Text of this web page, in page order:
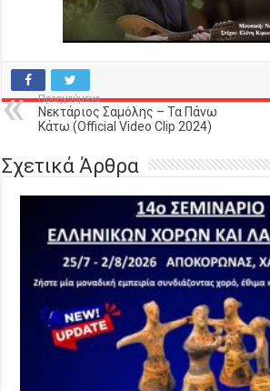
Προηγούμενο
Νεκτάριος Σαμόλης – Τα Πάνω
Κάτω (Official Video Clip 2024)
Σχετικά Άρθρα